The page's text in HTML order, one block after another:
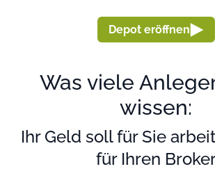
Depot eröffnen
Was viele
wissen:
Ihr Geld soll für Sie
für Ihren